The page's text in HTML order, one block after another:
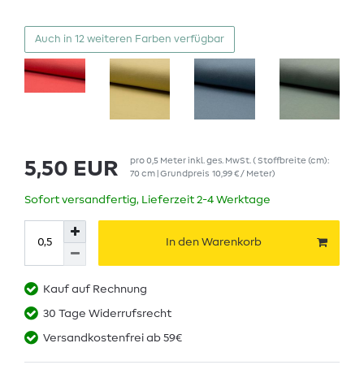
Auch in 12 weiteren Farben verfügbar
5,50 EUR pro0,5 Meterinkl. ges. MwSt. ( Stoffbreite (cm):
70 cm | Grundpreis 10,99 € / Meter)
Sofort versandfertig, Lieferzeit 2-4 Werktage
In den Warenkorb
Kauf auf Rechnung
30 Tage Widerrufsrecht
Versandkostenfrei ab 59€